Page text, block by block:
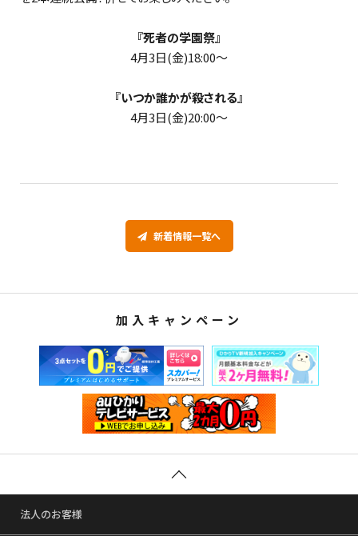
『死者の学園祭』
4月3日(金)18:00～
『いつか誰かが殺される』
4月3日(金)20:00～
新着情報一覧へ
加入キャンペーン
法人のお客様